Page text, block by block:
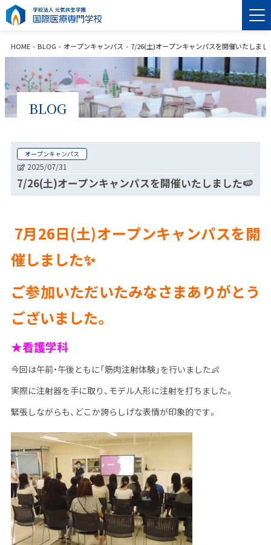
HOME BLOG オープンキャンパス 7/26(土)オープンキャンパスを開催いたしまし
BLOG
オープンキャンパス
2025/07/31
7/26(土)オープンキャンパスを開催いたしました🍉
7月26日(土)オープンキャンパスを開
催しました✨
ご参加いただいたみなさまありがとう
ございました。
★看護学科
今回は午前・午後ともに「筋肉注射体験」を行いました👶
実際に注射器を手に取り、モデル人形に注射を打ちました。
緊張しながらも、どこか誇らしげな表情が印象的です。